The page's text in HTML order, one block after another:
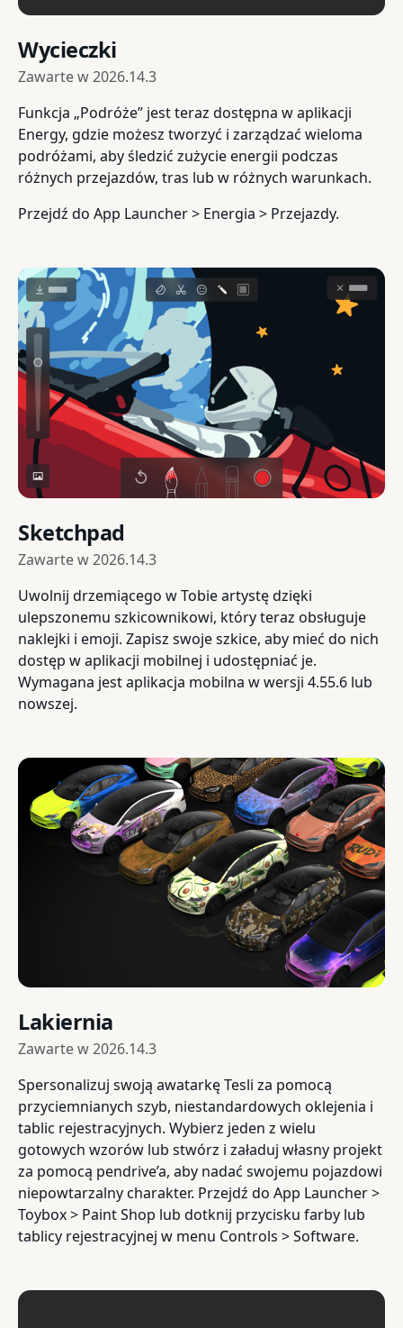
Wycieczki
Zawarte w2026.14.3
Funkcja „Podróże” jest teraz dostępna w aplikacji
Energy, gdzie możesz tworzyć i zarządzać wieloma
podróżami, aby śledzić zużycie energii podczas
różnych przejazdów, tras lub w różnych warunkach.
Przejdź do App Launcher > Energia > Przejazdy.
Sketchpad
Zawarte w2026.14.3
Uwolnij drzemiącego w Tobie artystę dzięki
ulepszonemu szkicownikowi, który teraz obsługuje
naklejki i emoji. Zapisz swoje szkice, aby mieć do nich
dostęp w aplikacji mobilnej i udostępniać je.
Wymagana jest aplikacja mobilna w wersji 4.55.6 lub
nowszej.
Lakiernia
Zawarte w2026.14.3
Spersonalizuj swoją awatarkę Tesli za pomocą
przyciemnianych szyb, niestandardowych oklejenia i
tablic rejestracyjnych. Wybierz jeden z wielu
gotowych wzorów lub stwórz i załaduj własny projekt
za pomocą pendrive’a, aby nadać swojemu pojazdowi
niepowtarzalny charakter. Przejdź do App Launcher >
Toybox > Paint Shop lub dotknij przycisku farby lub
tablicy rejestracyjnej w menu Controls > Software.